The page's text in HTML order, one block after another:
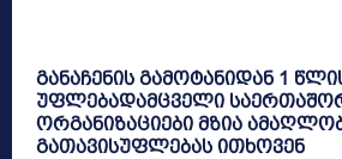
განაჩენის გამოტანიდან 1
უფლებადამცველი
ორგანიზაციები მზია
გათავისუფლებას ითხოვენ